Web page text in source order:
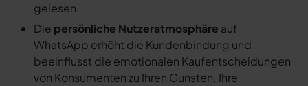
gelesen.
Die persönliche Nutzeratmosphäre auf
WhatsApp erhöht die Kundenbindung und
beeinflusst die emotionalen Kaufentscheidungen
von Konsumenten zu Ihren Gunsten. Ihre